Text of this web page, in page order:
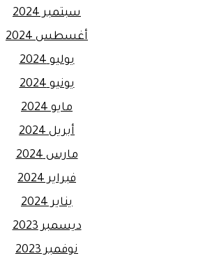
سبتمبر 2024
أغسطس 2024
يوليو 2024
يونيو 2024
مايو 2024
أبريل 2024
مارس 2024
فبراير 2024
يناير 2024
ديسمبر 2023
نوفمبر 2023